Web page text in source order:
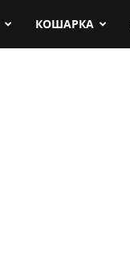
КОШАРКА